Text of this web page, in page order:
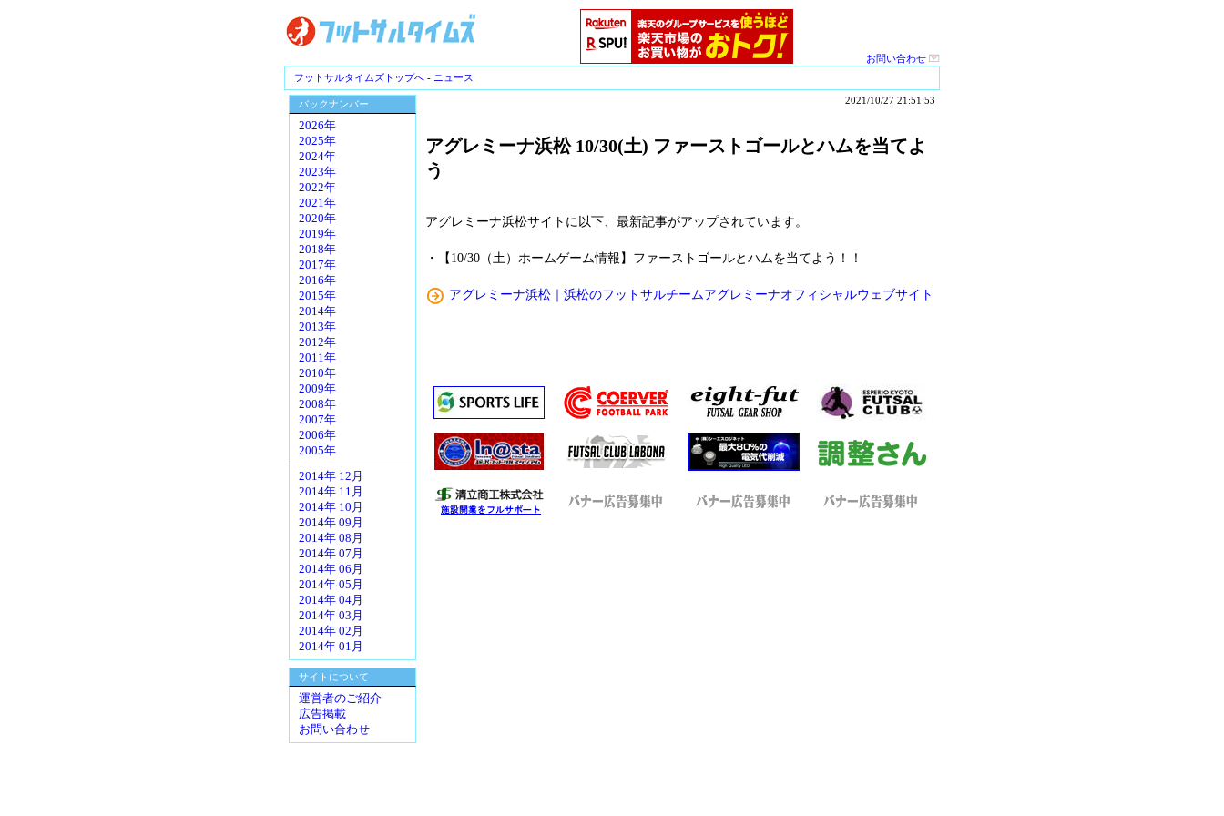
お問い合わせ
フットサルタイムズトップへ - ニュース
バックナンバー
2026年
2025年
2024年
2023年
2022年
2021年
2020年
2019年
2018年
2017年
2016年
2015年
2014年
2013年
2012年
2011年
2010年
2009年
2008年
2007年
2006年
2005年
2014年 12月
2014年 11月
2014年 10月
2014年 09月
2014年 08月
2014年 07月
2014年 06月
2014年 05月
2014年 04月
2014年 03月
2014年 02月
2014年 01月
サイトについて
運営者のご紹介
広告掲載
お問い合わせ
2021/10/27 21:51:53
アグレミーナ浜松 10/30(土) ファーストゴールとハムを当てよ
う
アグレミーナ浜松サイトに以下、最新記事がアップされています。
・【10/30（土）ホームゲーム情報】ファーストゴールとハムを当てよう！！
アグレミーナ浜松｜浜松のフットサルチームアグレミーナオフィシャルウェブサイト